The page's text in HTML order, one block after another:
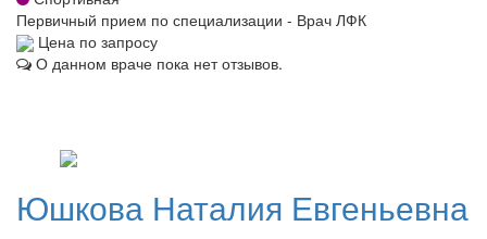
Первичный прием по специализации - Врач ЛФК
Цена по запросу
О данном враче пока нет отзывов.
Юшкова Наталия Евгеньевна